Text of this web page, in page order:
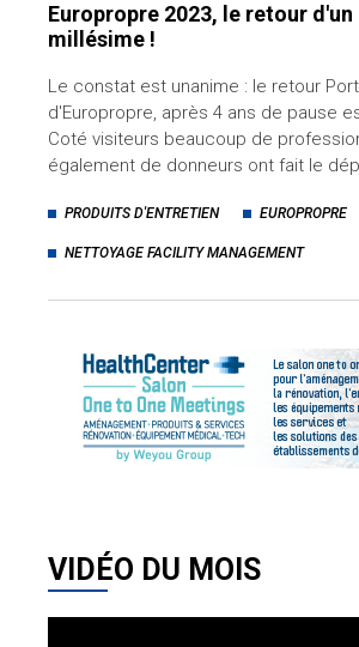
Europropre 2023, le retour d'un
millésime !
Le constat est unanime : le retour
d'Europropre, après 4 ans de pause
Coté visiteurs beaucoup de
également de donneurs ont fait le
PRODUITS D'ENTRETIEN EUROPROPRE
NETTOYAGE FACILITY MANAGEMENT
VIDÉO DU MOIS